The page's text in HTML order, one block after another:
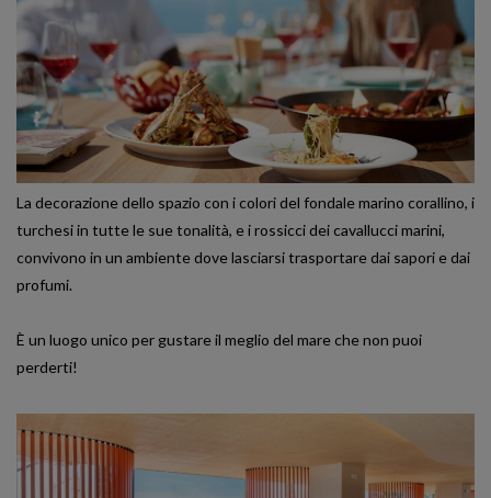
La decorazione dello spazio con i colori del fondale marino corallino, i
turchesi in tutte le sue tonalità, e i rossicci dei cavallucci marini,
convivono in un ambiente dove lasciarsi trasportare dai sapori e dai
profumi.
È un luogo unico per gustare il meglio del mare che non puoi
perderti!